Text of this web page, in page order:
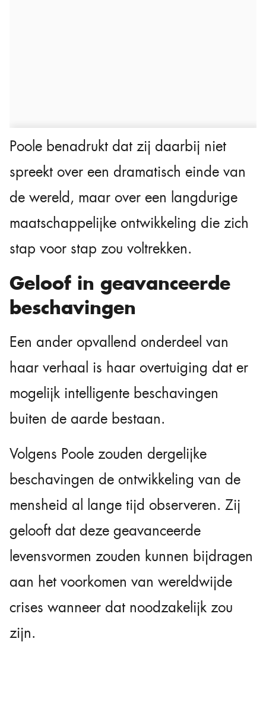
Poole benadrukt dat zij daarbij niet
spreekt over een dramatisch einde van
de wereld, maar over een langdurige
maatschappelijke ontwikkeling die zich
stap voor stap zou voltrekken.
Geloof in geavanceerde
beschavingen
Een ander opvallend onderdeel van
haar verhaal is haar overtuiging dat er
mogelijk intelligente beschavingen
buiten de aarde bestaan.
Volgens Poole zouden dergelijke
beschavingen de ontwikkeling van de
mensheid al lange tijd observeren. Zij
gelooft dat deze geavanceerde
levensvormen zouden kunnen bijdragen
aan het voorkomen van wereldwijde
crises wanneer dat noodzakelijk zou
zijn.